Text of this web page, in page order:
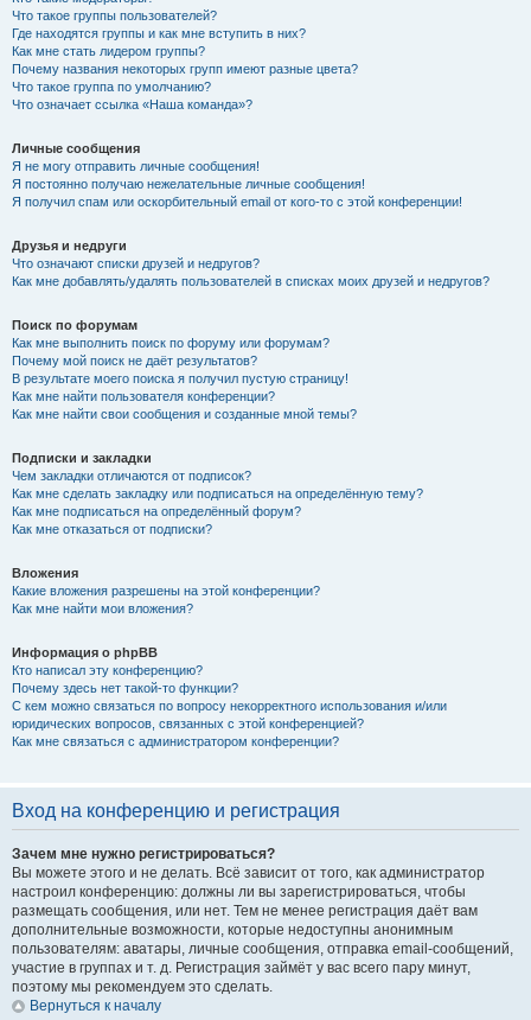
Что такое группы пользователей?
Где находятся группы и как мне вступить в них?
Как мне стать лидером группы?
Почему названия некоторых групп имеют разные цвета?
Что такое группа по умолчанию?
Что означает ссылка «Наша команда»?
Личные сообщения
Я не могу отправить личные сообщения!
Я постоянно получаю нежелательные личные сообщения!
Я получил спам или оскорбительный email от кого-то с этой конференции!
Друзья и недруги
Что означают списки друзей и недругов?
Как мне добавлять/удалять пользователей в списках моих друзей и недругов?
Поиск по форумам
Как мне выполнить поиск по форуму или форумам?
Почему мой поиск не даёт результатов?
В результате моего поиска я получил пустую страницу!
Как мне найти пользователя конференции?
Как мне найти свои сообщения и созданные мной темы?
Подписки и закладки
Чем закладки отличаются от подписок?
Как мне сделать закладку или подписаться на определённую тему?
Как мне подписаться на определённый форум?
Как мне отказаться от подписки?
Вложения
Какие вложения разрешены на этой конференции?
Как мне найти мои вложения?
Информация о phpBB
Кто написал эту конференцию?
Почему здесь нет такой-то функции?
С кем можно связаться по вопросу некорректного использования и/или
юридических вопросов, связанных с этой конференцией?
Как мне связаться с администратором конференции?
Вход на конференцию и регистрация
Зачем мне нужно регистрироваться?
Вы можете этого и не делать. Всё зависит от того, как администратор
настроил конференцию: должны ли вы зарегистрироваться, чтобы
размещать сообщения, или нет. Тем не менее регистрация даёт вам
дополнительные возможности, которые недоступны анонимным
пользователям: аватары, личные сообщения, отправка email-сообщений,
участие в группах и т. д. Регистрация займёт у вас всего пару минут,
поэтому мы рекомендуем это сделать.
Вернуться к началу